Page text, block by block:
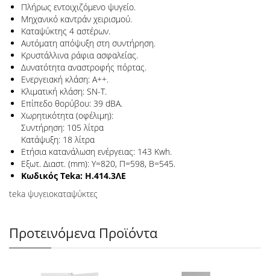
Πλήρως εντοιχιζόμενο ψυγείο.
Μηχανικό καντράν χειρισμού.
Καταψύκτης 4 αστέρων.
Αυτόματη απόψυξη στη συντήρηση.
Κρυστάλλινα ράφια ασφαλείας.
Δυνατότητα αναστροφής πόρτας.
Ενεργειακή κλάση: Α++.
Κλιματική κλάση: SN-T.
Επίπεδο θορύβου: 39 dBA.
Χωρητικότητα (οφέλιμη):
Συντήρηση: 105 λίτρα
Κατάψυξη: 18 λίτρα
Ετήσια κατανάλωση ενέργειας: 143 Kwh.
Εξωτ. Διαστ. (mm): Υ=820, Π=598, Β=545.
Κωδικός Teka: H.414.3ΛΕ
teka ψυγειοκαταψύκτες
Προτεινόμενα Προϊόντα